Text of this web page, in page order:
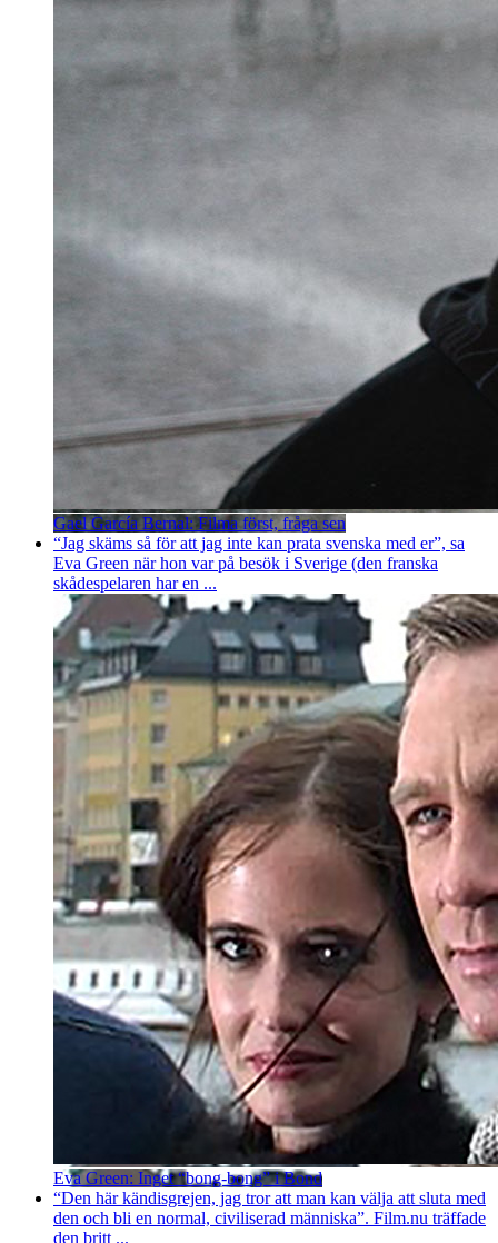
Gael García Bernal: Filma först, fråga sen
“Jag skäms så för att jag inte kan prata svenska med er”, sa
Eva Green när hon var på besök i Sverige (den franska
skådespelaren har en ...
Eva Green: Inget “bong-bong” i Bond
“Den här kändisgrejen, jag tror att man kan välja att sluta med
den och bli en normal, civiliserad människa”. Film.nu träffade
den britt ...